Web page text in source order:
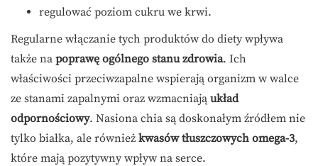
regulować poziom cukru we krwi.
Regularne włączanie tych produktów do diety wpływa
także na poprawę ogólnego stanu zdrowia. Ich
właściwości przeciwzapalne wspierają organizm w walce
ze stanami zapalnymi oraz wzmacniają układ
odpornościowy. Nasiona chia są doskonałym źródłem nie
tylko białka, ale również kwasów tłuszczowych omega-3,
które mają pozytywny wpływ na serce.